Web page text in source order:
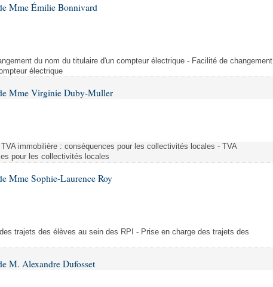
Mme Émilie Bonnivard
du nom du titulaire d'un compteur électrique - Facilité de changement
électrique
Mme Virginie Duby-Muller
immobilière : conséquences pour les collectivités locales - TVA
pour les collectivités locales
Mme Sophie-Laurence Roy
trajets des élèves au sein des RPI - Prise en charge des trajets des
M. Alexandre Dufosset